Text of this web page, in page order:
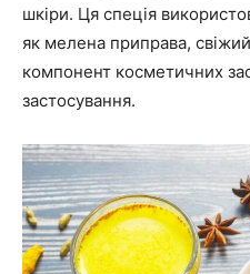
шкіри. Ця спеція
як мелена приправа,
компонент косметичних
застосування.